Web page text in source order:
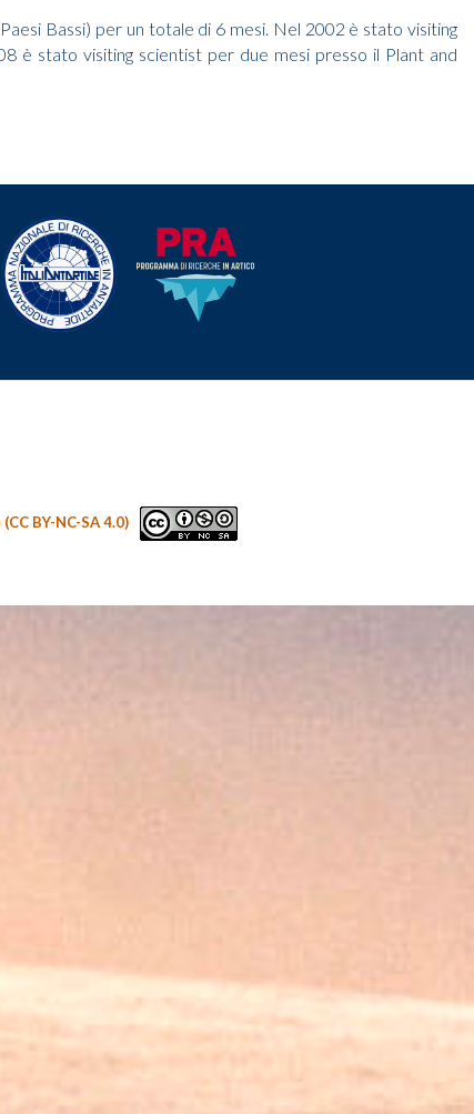
Bassi) per un totale di 6 mesi. Nel 2002 è stato visiting
è stato visiting scientist per due mesi presso il Plant and
BY-NC-SA 4.0)